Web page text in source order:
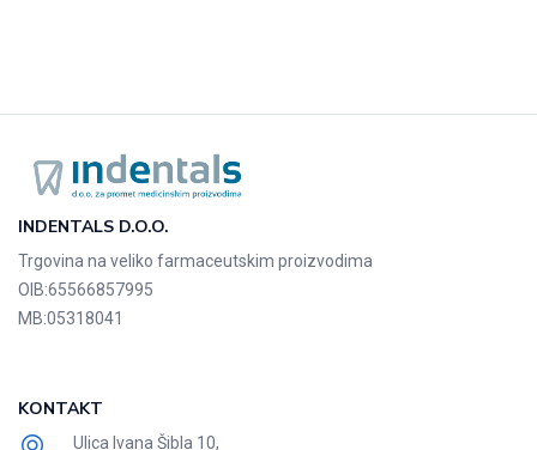
INDENTALS D.O.O.
Trgovina na veliko farmaceutskim proizvodima
OIB:65566857995
MB:05318041
KONTAKT
Ulica Ivana Šibla 10,